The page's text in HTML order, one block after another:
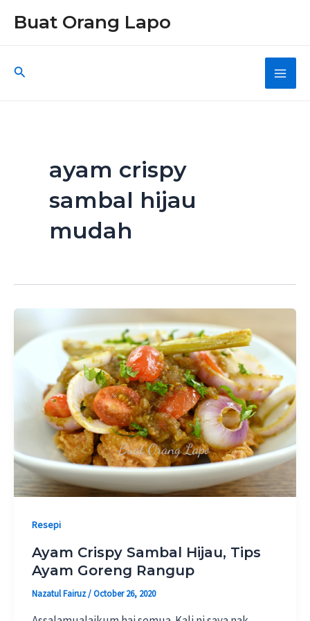
Buat Orang Lapo
Search
Main
ayam crispy
sambal hijau
mudah
Resepi
Ayam Crispy Sambal Hijau, Tips
Ayam Goreng Rangup
Nazatul Fairuz/October 26, 2020